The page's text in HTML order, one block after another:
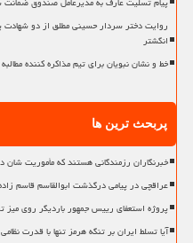
روایت دختر سردار حسینی مطلق از دو
انگشتر
خط و نشان نبویان برای تیم مذاکره کننده
پربحث ترین ها
خبرنگاران رزمندگانی هستند که مأموریت
عراقچی در پیامی درگذشت ابوالقاسم قاسم
پروژه استعفای رییس جمهور باردیگر روی میز
آیا تسلط ایران بر تنگه هرمز تنها با قدرت